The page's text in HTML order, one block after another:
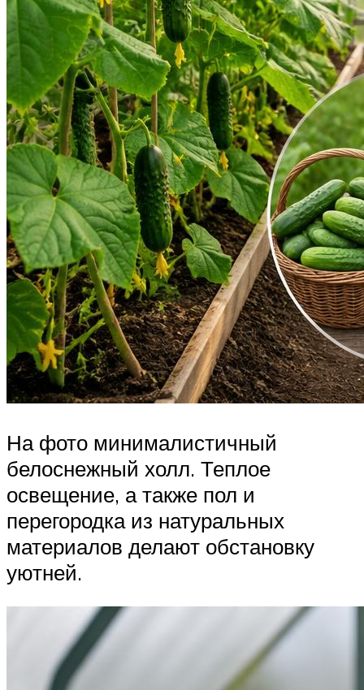
На фото минималистичный
белоснежный холл. Теплое
освещение, а также пол и
перегородка из натуральных
материалов делают обстановку
уютней.